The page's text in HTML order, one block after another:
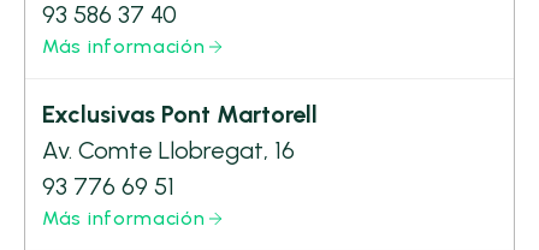
93 586 37 40
Más información
Exclusivas Pont Martorell
Av. Comte Llobregat, 16
93 776 69 51
Más información